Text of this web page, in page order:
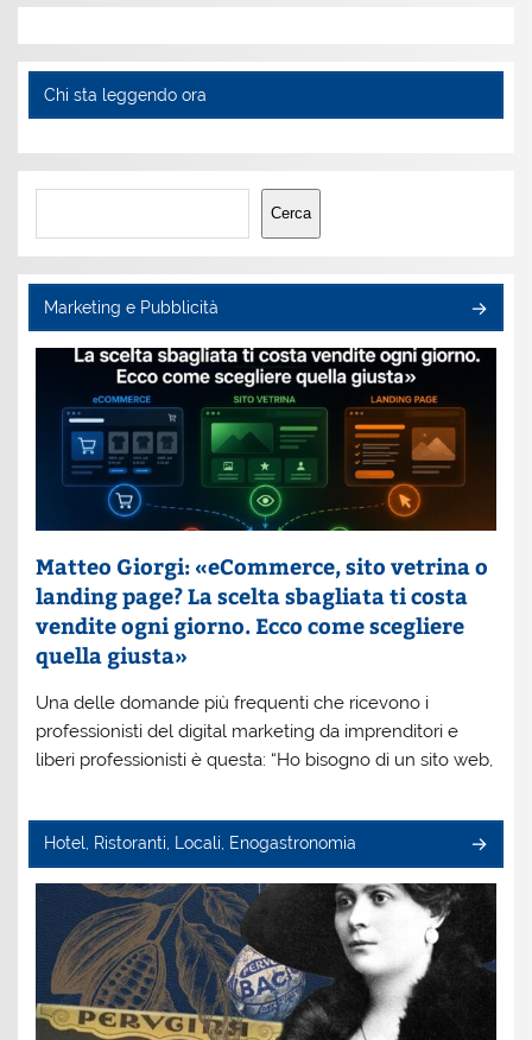
Chi sta leggendo ora
Cerca
Cerca
Marketing e Pubblicità
Matteo Giorgi: «eCommerce, sito vetrina o
landing page? La scelta sbagliata ti costa
vendite ogni giorno. Ecco come scegliere
quella giusta»
Una delle domande più frequenti che ricevono i
professionisti del digital marketing da imprenditori e
liberi professionisti è questa: “Ho bisogno di un sito web,
Hotel, Ristoranti, Locali, Enogastronomia